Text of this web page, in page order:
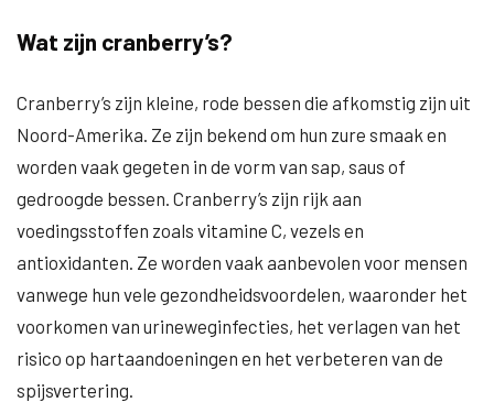
Wat zijn cranberry’s?
Cranberry’s zijn kleine, rode bessen die afkomstig zijn uit
Noord-Amerika. Ze zijn bekend om hun zure smaak en
worden vaak gegeten in de vorm van sap, saus of
gedroogde bessen. Cranberry’s zijn rijk aan
voedingsstoffen zoals vitamine C, vezels en
antioxidanten. Ze worden vaak aanbevolen voor mensen
vanwege hun vele gezondheidsvoordelen, waaronder het
voorkomen van urineweginfecties, het verlagen van het
risico op hartaandoeningen en het verbeteren van de
spijsvertering.